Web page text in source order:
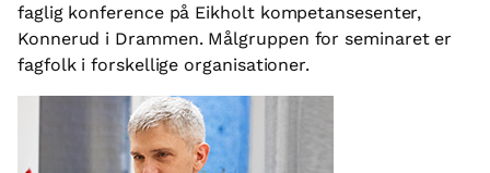
faglig konference på Eikholt kompetansesenter,
Konnerud i Drammen. Målgruppen for seminaret er
fagfolk i forskellige organisationer.